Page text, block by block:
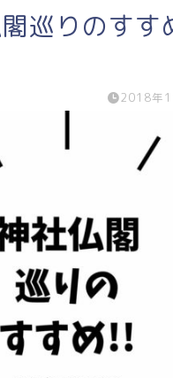
巡りのす
2018年